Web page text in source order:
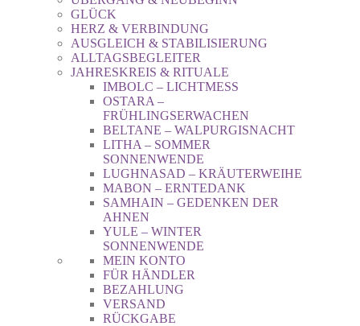
GLÜCK
HERZ & VERBINDUNG
AUSGLEICH & STABILISIERUNG
ALLTAGSBEGLEITER
JAHRESKREIS & RITUALE
IMBOLC – LICHTMESS
OSTARA –
FRÜHLINGSERWACHEN
BELTANE – WALPURGISNACHT
LITHA – SOMMER
SONNENWENDE
LUGHNASAD – KRÄUTERWEIHE
MABON – ERNTEDANK
SAMHAIN – GEDENKEN DER
AHNEN
YULE – WINTER
SONNENWENDE
MEIN KONTO
FÜR HÄNDLER
BEZAHLUNG
VERSAND
RÜCKGABE